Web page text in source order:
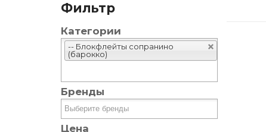
Фильтр
Категории
-- Блокфлейты сопранино
(барокко)
Бренды
Цена